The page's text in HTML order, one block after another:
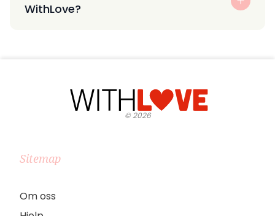
WithLove?
©2026
Sitemap
Om oss